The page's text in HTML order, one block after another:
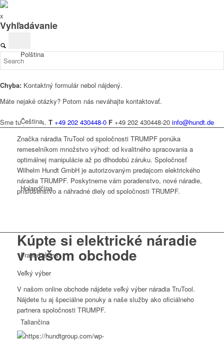
Polština
Čeština
Holandčina
Francúzština
Taliančina
x
Vyhľadávanie
Chyba: Kontaktný formulár nebol nájdený.
Máte nejaké otázky? Potom nás neváhajte kontaktovať.
Sme tu pre vás. T +49 202 430448-0 F +49 202 430448-20 info@hundt.de
Značka náradia TruTool od spoločnosti TRUMPF ponúka
remeselníkom množstvo výhod: od kvalitného spracovania a
optimálnej manipulácie až po dlhodobú záruku. Spoločnosť
Wilhelm Hundt GmbH je autorizovaným predajcom elektrického
náradia TRUMPF. Poskytneme vám poradenstvo, nové náradie,
príslušenstvo a náhradné diely od spoločnosti TRUMPF.
Kúpte si elektrické náradie
v našom obchode
Veľký výber
V našom online obchode nájdete veľký výber náradia TruTool.
Nájdete tu aj špeciálne ponuky a naše služby ako oficiálneho
partnera spoločnosti TRUMPF.